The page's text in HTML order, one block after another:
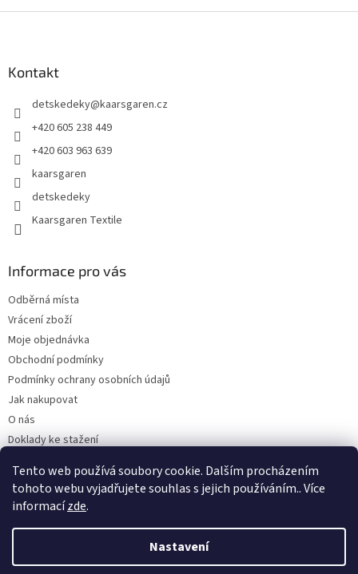
Tento web používá soubory cookie. Dalším procházením
tohoto webu vyjadřujete souhlas s jejich používáním.. Více
informacízde.
Nastavení
Kontakt
detskedeky@kaarsgaren.cz
+420 605 238 449
+420 603 963 639
kaarsgaren
detskedeky
Kaarsgaren Textile
Informace pro vás
Odběrná místa
Vrácení zboží
Moje objednávka
Obchodní podmínky
Podmínky ochrany osobních údajů
Jak nakupovat
O nás
Doklady ke stažení
Velkoobchod
Vytvořil Shoptet